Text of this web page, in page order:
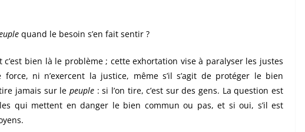
quand le besoin s’en fait sentir ?
bien là le problème ; cette exhortation vise à paralyser les justes
ni n’exercent la justice, même s’il s’agit de protéger le bien
jamais sur le peuple : si l’on tire, c’est sur des gens. La question est
qui mettent en danger le bien commun ou pas, et si oui, s’il est